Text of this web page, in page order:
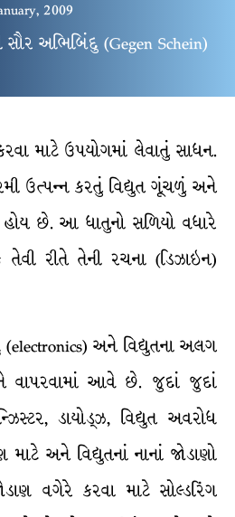
2009
અભિબિંદુ (Gegen Schein)
માટે ઉપયોગમાં લેવાતું સાધન.
ઉત્પન્ન કરતું વિદ્યુત ગૂંચળું અને
હોય છે. આ ધાતુનો સળિયો વધારે
રીતે તેની રચના (ડિઝાઇન)
અને વિદ્યુતના અલગ
વાપરવામાં આવે છે. જુદાં જુદાં
ડાયોડ્ઝ, વિદ્યુત અવરોધ
માટે અને વિદ્યુતનાં નાનાં જોડાણો
વગેરે કરવા માટે સોલ્ડરિંગ